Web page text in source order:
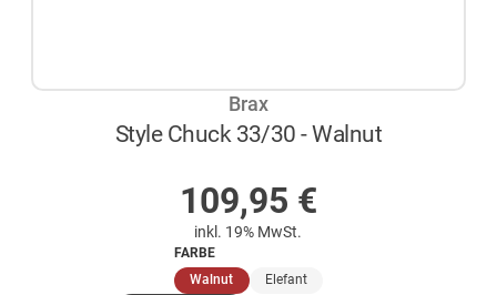
Brax
Style Chuck 33/30 - Walnut
109,95 €
inkl. 19% MwSt.
FARBE
Walnut(ausgewählt)
Elefant